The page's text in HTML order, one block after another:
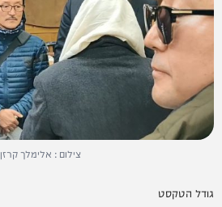
צילום : אלימלך קרזן
גודל הטקסט